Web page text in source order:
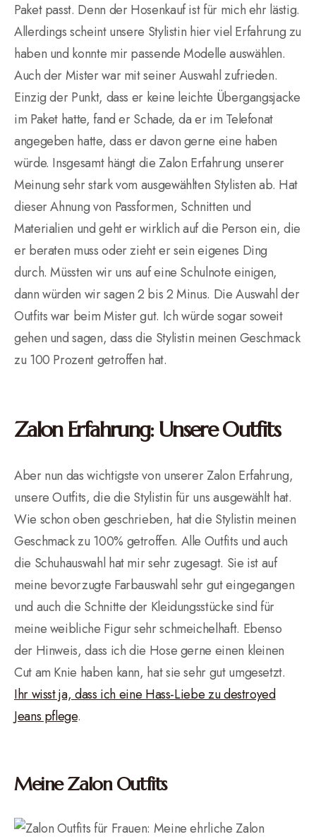
Paket passt. Denn der Hosenkauf ist für mich ehr lästig.
Allerdings scheint unsere Stylistin hier viel Erfahrung zu
haben und konnte mir passende Modelle auswählen.
Auch der Mister war mit seiner Auswahl zufrieden.
Einzig der Punkt, dass er keine leichte Übergangsjacke
im Paket hatte, fand er Schade, da er im Telefonat
angegeben hatte, dass er davon gerne eine haben
würde. Insgesamt hängt die Zalon Erfahrung unserer
Meinung sehr stark vom ausgewählten Stylisten ab. Hat
dieser Ahnung von Passformen, Schnitten und
Materialien und geht er wirklich auf die Person ein, die
er beraten muss oder zieht er sein eigenes Ding
durch. Müssten wir uns auf eine Schulnote einigen,
dann würden wir sagen 2 bis 2 Minus. Die Auswahl der
Outfits war beim Mister gut. Ich würde sogar soweit
gehen und sagen, dass die Stylistin meinen Geschmack
zu 100 Prozent getroffen hat.
Zalon Erfahrung: Unsere Outfits
Aber nun das wichtigste von unserer Zalon Erfahrung,
unsere Outfits, die die Stylistin für uns ausgewählt hat.
Wie schon oben geschrieben, hat die Stylistin meinen
Geschmack zu 100% getroffen. Alle Outfits und auch
die Schuhauswahl hat mir sehr zugesagt. Sie ist auf
meine bevorzugte Farbauswahl sehr gut eingegangen
und auch die Schnitte der Kleidungsstücke sind für
meine weibliche Figur sehr schmeichelhaft. Ebenso
der Hinweis, dass ich die Hose gerne einen kleinen
Cut am Knie haben kann, hat sie sehr gut umgesetzt.
Ihr wisst ja, dass ich eine Hass-Liebe zu destroyed
Jeans pflege.
Meine Zalon Outfits